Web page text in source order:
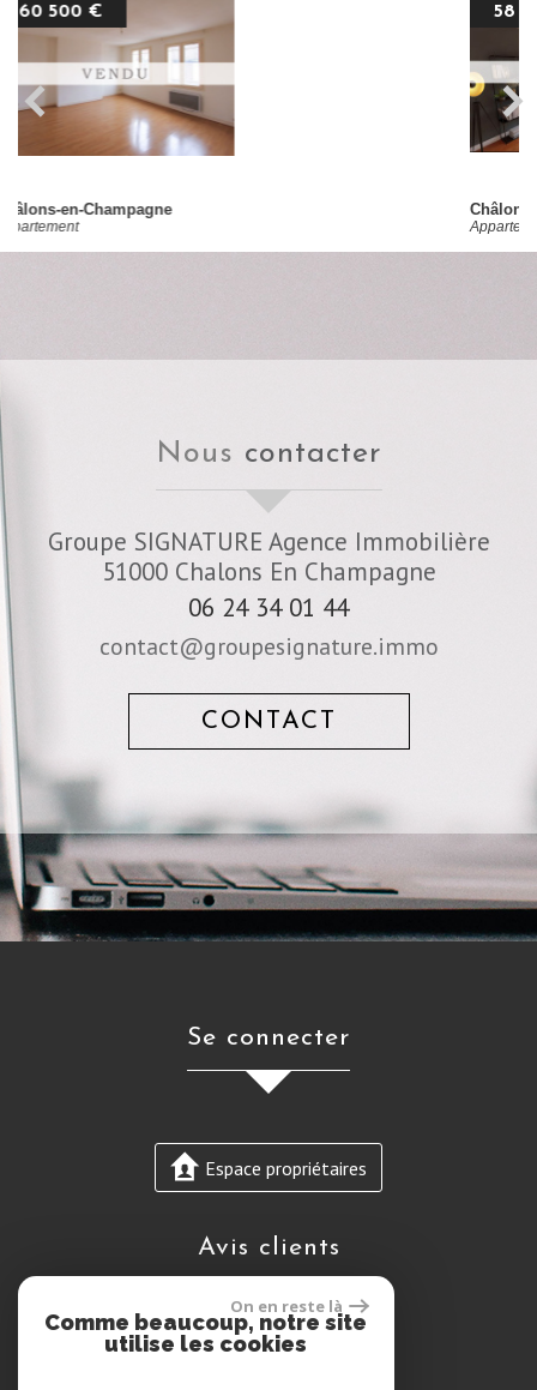
Châlons-en-Champagne
nous contacter
Groupe SIGNATURE Agence Immobilière
51000 Chalons En Champagne
06 24 34 01 44
contact@groupesignature.immo
CONTACT
se connecter
Espace propriétaires
avis clients
On en reste là
Comme beaucoup, notre site
utilise les cookies